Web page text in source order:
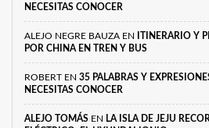
NECESITAS CONOCER
ALEJO NEGRE BAUZA EN
ITINERARIO Y
POR CHINA EN TREN Y BUS
ROBERT EN 35 PALABRAS Y
NECESITAS CONOCER
ALEJO TOMÁS EN LA ISLA DE JEJU